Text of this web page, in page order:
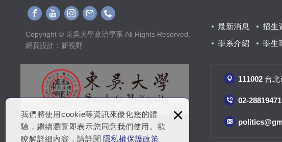
我們將使用cookie等資訊來優化您的體
驗，繼續瀏覽即表示您同意我們使用。欲
瞭解詳細內容，請詳閱 隱私權保護政策
×
Copyright © 東吳大學政治學系 All Rights Reserved.
網頁設計 ：新視野
最新消息
學系介紹
招生
學生
111002 台
02-